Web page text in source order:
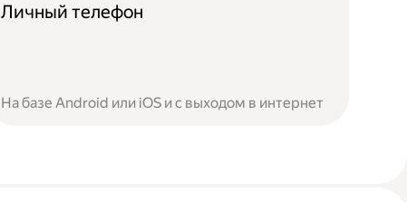
Личный телефон
На базе Android или iOS и с выходом в интернет